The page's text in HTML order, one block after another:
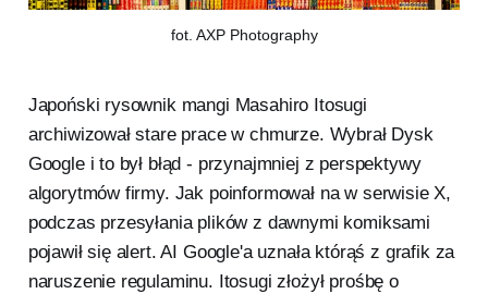
fot. AXP Photography
Japoński rysownik mangi Masahiro Itosugi
archiwizował stare prace w chmurze. Wybrał Dysk
Google i to był błąd - przynajmniej z perspektywy
algorytmów firmy. Jak poinformował na w serwisie X,
podczas przesyłania plików z dawnymi komiksami
pojawił się alert. AI Google'a uznała którąś z grafik za
naruszenie regulaminu. Itosugi złożył prośbę o